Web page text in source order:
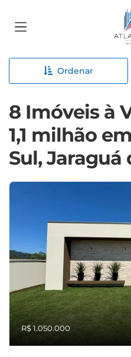
Ordenar
8 Imóveis à
1,1 milhão
Sul, Jaraguá
R$ 1.050.000